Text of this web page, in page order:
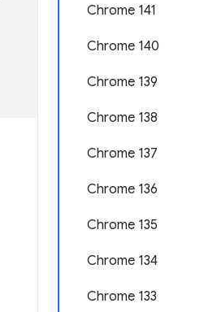
Chrome 141
Chrome 140
Chrome 139
Chrome 138
Chrome 137
Chrome 136
Chrome 135
Chrome 134
Chrome 133